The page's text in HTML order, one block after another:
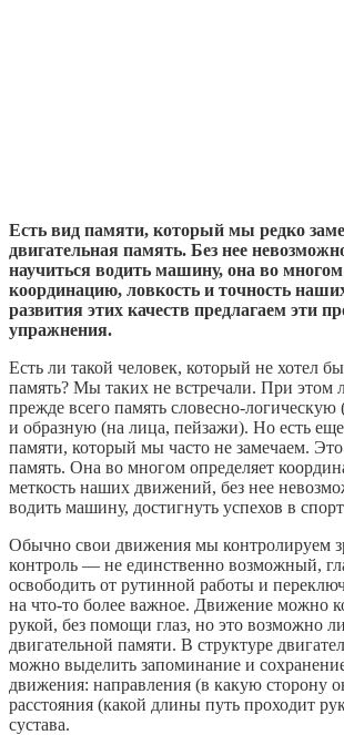
Есть вид памяти, который мы редко
двигательная память. Без нее
научиться водить машину, она во многом
координацию, ловкость и точность
развития этих качеств предлагаем эти
упражнения.
Есть ли такой человек, который не хотел
память? Мы таких не встречали. При
прежде всего память словесно-
и образную (на лица, пейзажи). Но есть
памяти, который мы часто не замечаем. Это
память. Она во многом определяет
меткость наших движений, без нее
водить машину, достигнуть успехов в
Обычно свои движения мы контролируем
контроль — не единственно возможный,
освободить от рутинной работы и
на что-то более важное. Движение можно
рукой, без помощи глаз, но это возможно
двигательной памяти. В структуре
можно выделить запоминание и
движения: направления (в какую сторону
расстояния (какой длины путь проходит
сустава.